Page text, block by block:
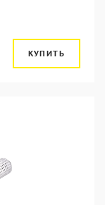
КУПИТЬ